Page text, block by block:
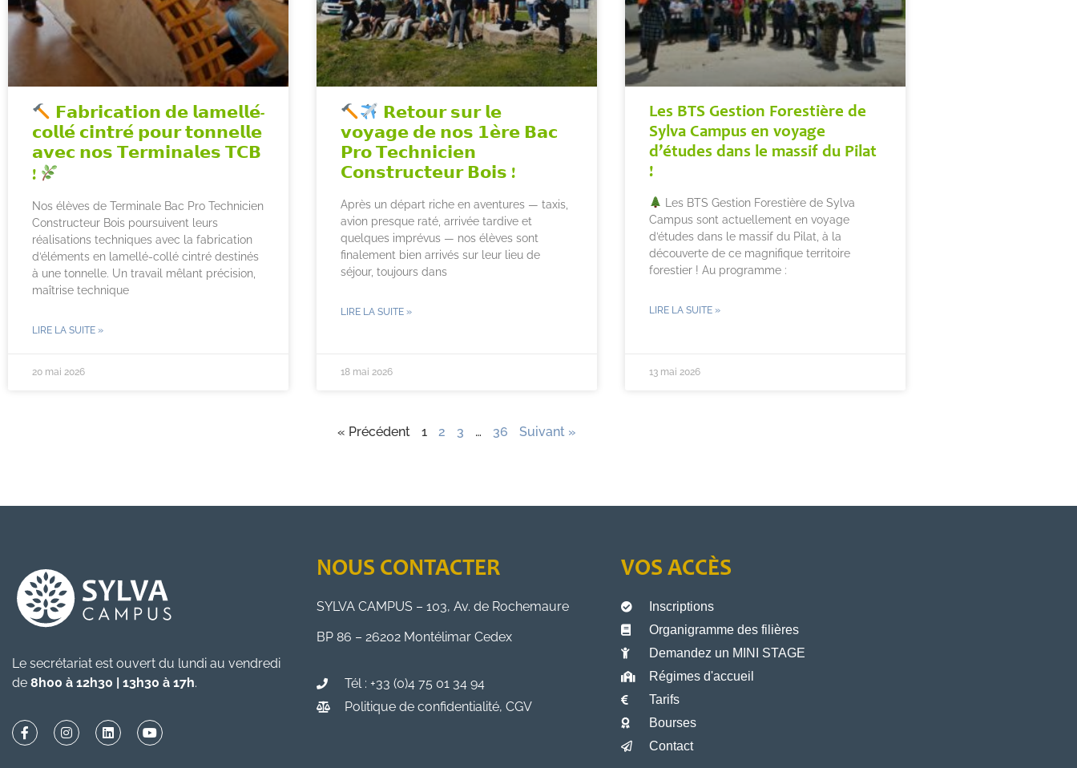
𝗙𝗮𝗯𝗿𝗶𝗰𝗮𝘁𝗶𝗼𝗻 𝗱𝗲 𝗹𝗮𝗺𝗲𝗹𝗹𝗲́-
𝗰𝗼𝗹𝗹𝗲́ 𝗰𝗶𝗻𝘁𝗿𝗲́ 𝗽𝗼𝘂𝗿 𝘁𝗼𝗻𝗻𝗲𝗹𝗹𝗲
𝗮𝘃𝗲𝗰 𝗻𝗼𝘀 𝗧𝗲𝗿𝗺𝗶𝗻𝗮𝗹𝗲𝘀 𝗧𝗖𝗕
!
Nos élèves de Terminale Bac Pro Technicien
Constructeur Bois poursuivent leurs
réalisations techniques avec la fabrication
d’éléments en lamellé-collé cintré destinés
à une tonnelle. Un travail mêlant précision,
maîtrise technique
LIRE LA SUITE »
20 mai 2026
𝗥𝗲𝘁𝗼𝘂𝗿 𝘀𝘂𝗿 𝗹𝗲
𝘃𝗼𝘆𝗮𝗴𝗲 𝗱𝗲 𝗻𝗼𝘀 𝟭𝗲̀𝗿𝗲 𝗕𝗮𝗰
𝗣𝗿𝗼 𝗧𝗲𝗰𝗵𝗻𝗶𝗰𝗶𝗲𝗻
𝗖𝗼𝗻𝘀𝘁𝗿𝘂𝗰𝘁𝗲𝘂𝗿 𝗕𝗼𝗶𝘀 !
Après un départ riche en aventures — taxis,
avion presque raté, arrivée tardive et
quelques imprévus — nos élèves sont
finalement bien arrivés sur leur lieu de
séjour, toujours dans
LIRE LA SUITE »
18 mai 2026
Les BTS Gestion Forestière de
Sylva Campus en voyage
d’études dans le massif du Pilat
!
Les BTS Gestion Forestière de Sylva
Campus sont actuellement en voyage
d’études dans le massif du Pilat, à la
découverte de ce magnifique territoire
forestier ! Au programme :
LIRE LA SUITE »
13 mai 2026
« Précédent 1 2 3 … 36 Suivant »
Le secrétariat est ouvert du lundi au vendredi
de 8h00 à 12h30 | 13h30 à 17h.
NOUS CONTACTER
SYLVA CAMPUS – 103, Av. de Rochemaure
BP 86 – 26202 Montélimar Cedex
Tél : +33 (0)4 75 01 34 94
Politique de confidentialité, CGV
VOS ACCÈS
Inscriptions
Organigramme des filières
Demandez un MINI STAGE
Régimes d'accueil
Tarifs
Bourses
Contact